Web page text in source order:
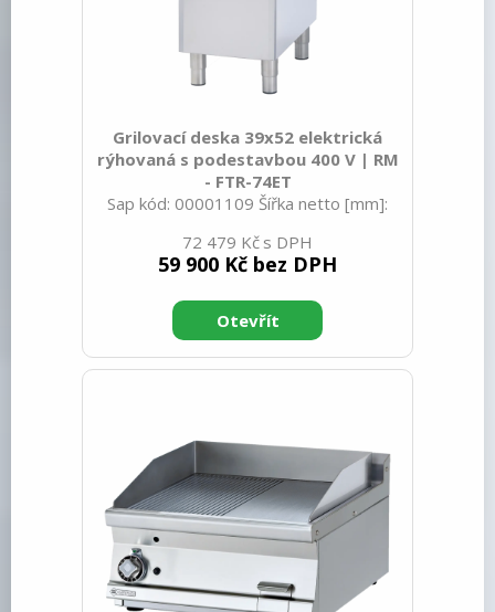
Grilovací deska 39x52 elektrická
rýhovaná s podestavbou 400 V | RM
- FTR-74ET
Sap kód: 00001109 Šířka netto [mm]:
netto [mm]: 900 Hmotnost netto [kg]:
54.00 Šířka brutto [mm]: 430 Hloubka
1110 Hmotnost brutto [kg]: 64.00 Typ
spotřebiče: Elektrické zařízení
Konstruční typ zařízení: Stacionární
zařízení: Nerezové Materiál: Nerez
Kontrolky: chodu a nahřátí Typ vrchní
72 479 Kč
59 900 Kč bez DPH